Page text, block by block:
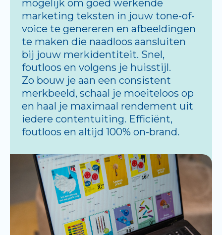
mogelijk om goed werkende
marketing teksten in jouw tone-of-
voice te genereren en afbeeldingen
te maken die naadloos aansluiten
bij jouw merkidentiteit. Snel,
foutloos en volgens je huisstijl.
Zo bouw je aan een consistent
merkbeeld, schaal je moeiteloos op
en haal je maximaal rendement uit
iedere contentuiting. Efficiënt,
foutloos en altijd 100% on-brand.